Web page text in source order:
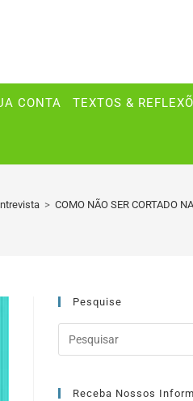
CONTA TEXTOS &
> COMO NÃO SER CORTADO
Pesquise
Receba Nossos